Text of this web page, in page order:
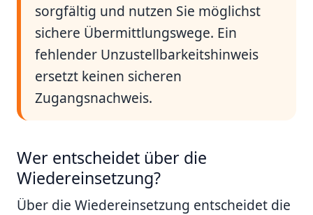
sorgfältig und nutzen Sie möglichst
sichere Übermittlungswege. Ein
fehlender Unzustellbarkeitshinweis
ersetzt keinen sicheren
Zugangsnachweis.
Wer entscheidet über die
Wiedereinsetzung?
Über die Wiedereinsetzung entscheidet die